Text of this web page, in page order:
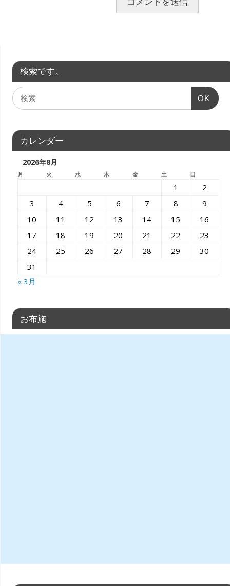
検索です。
OK
カレンダー
2026年8月
月 火 水 木 金 土 日
1
2
3
4 5 6 7 8
9
10
11 12 13 14 15
16
17
18 19 20 21 22
23
24
25 26 27 28 29
30
31
« 3月
お布施